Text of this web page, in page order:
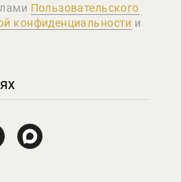
Пользовательского
конфиденциальности и